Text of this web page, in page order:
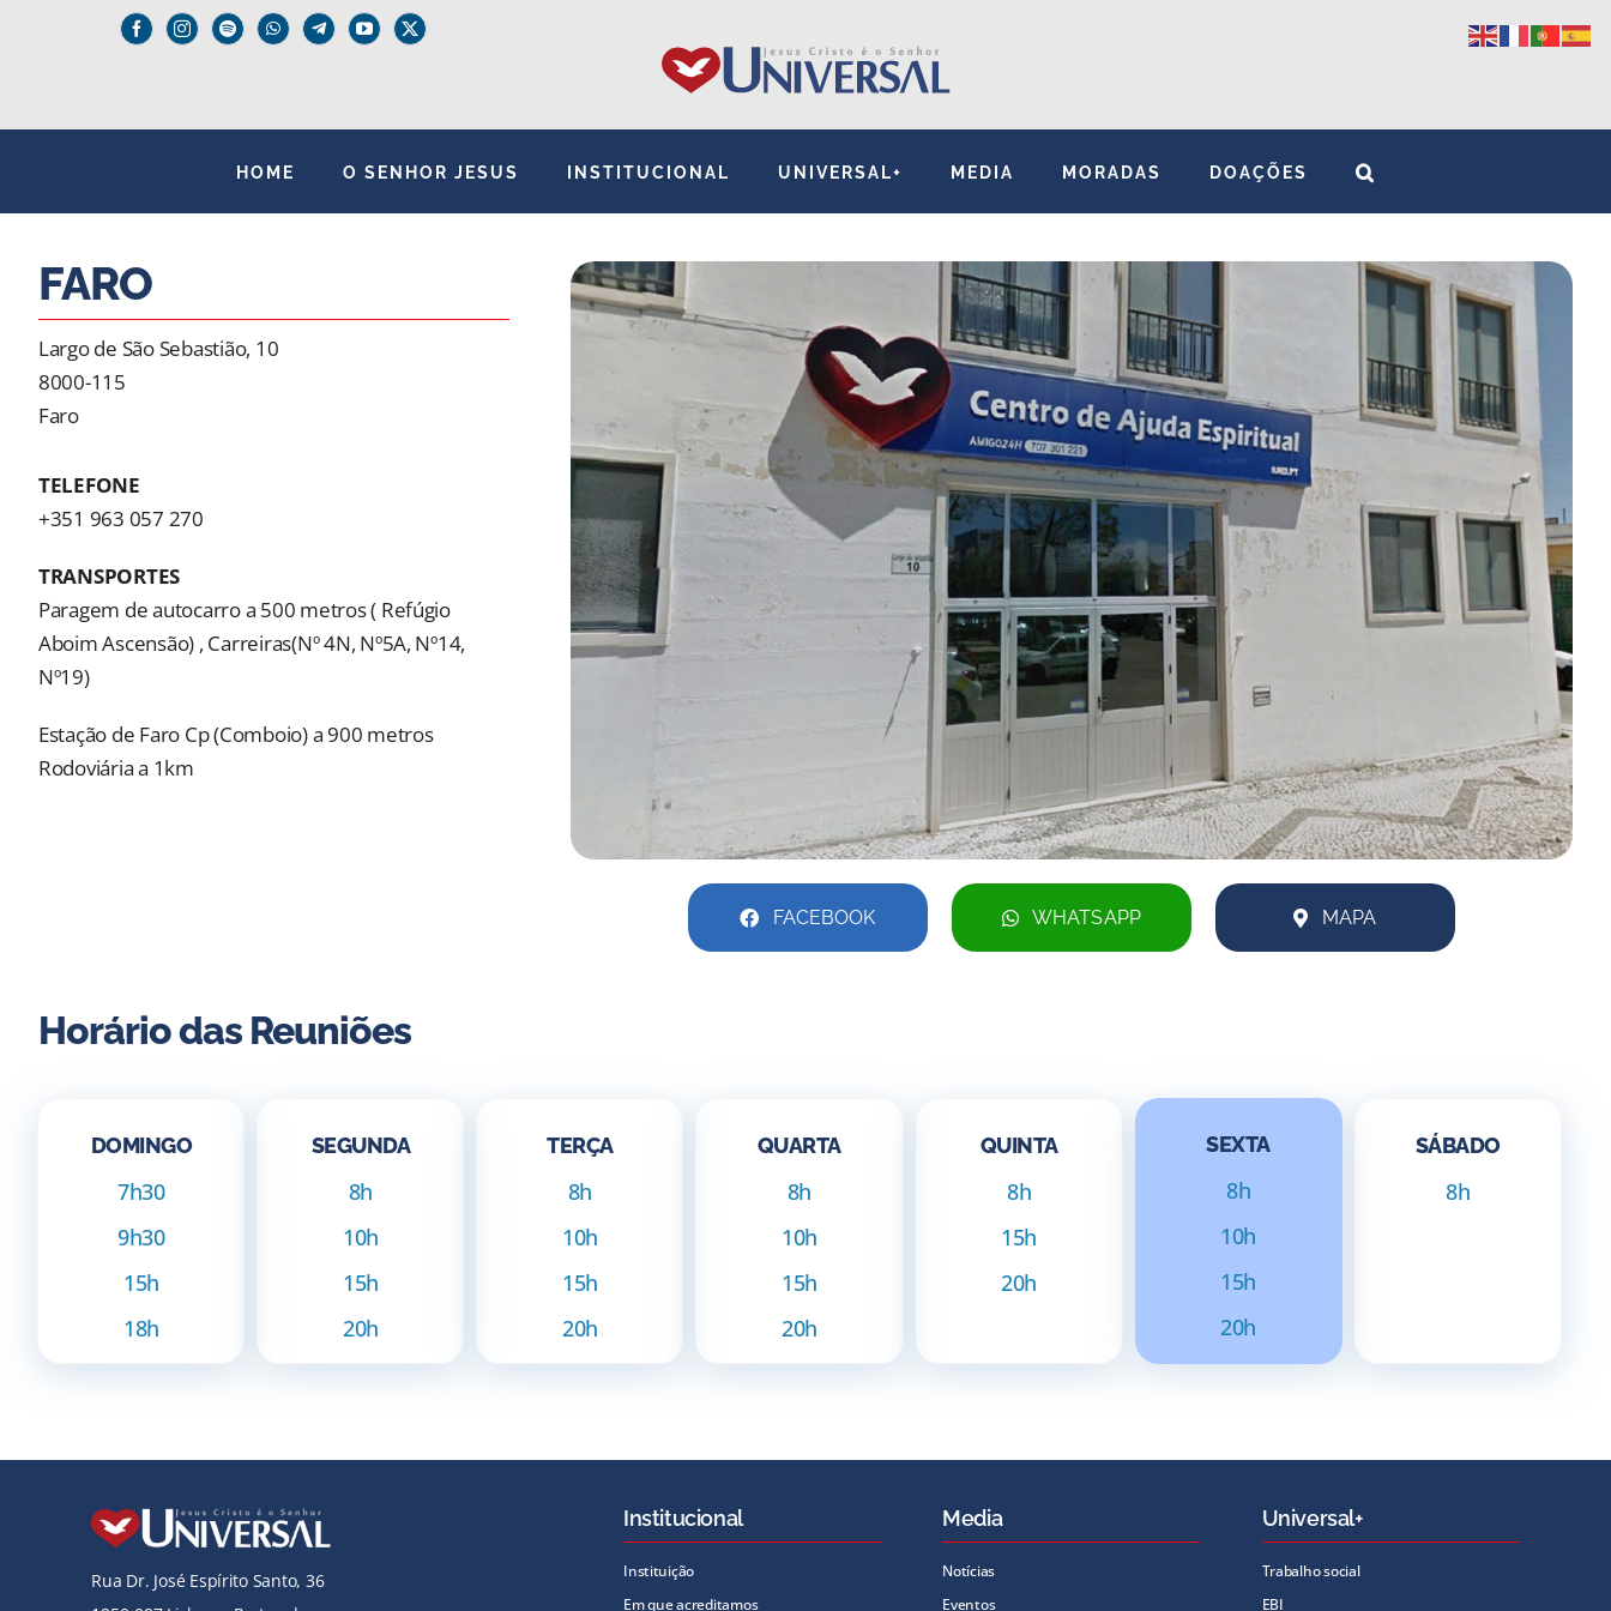
HOME O SENHOR JESUS INSTITUCIONAL UNIVERSAL+ MEDIA MORADAS DOAÇÕES
FARO
Largo de São Sebastião, 10
8000-115
Faro
TELEFONE
+351 963 057 270
TRANSPORTES
Paragem de autocarro a 500 metros ( Refúgio
Aboim Ascensão) , Carreiras(Nº 4N, Nº5A, Nº14,
Nº19)
Estação de Faro Cp (Comboio) a 900 metros
Rodoviária a 1km
FACEBOOK WHATSAPP MAPA
Horário das Reuniões
DOMINGO
7h30
9h30
15h
18h
SEGUNDA
8h
10h
15h
20h
TERÇA
8h
10h
15h
20h
QUARTA
8h
10h
15h
20h
QUINTA
8h
15h
20h
SEXTA
8h
10h
15h
20h
SÁBADO
8h
Rua Dr. José Espírito Santo, 36
Institucional
Instituição
Em que acreditamos
Media
Notícias
Eventos
Universal+
Trabalho social
EBI